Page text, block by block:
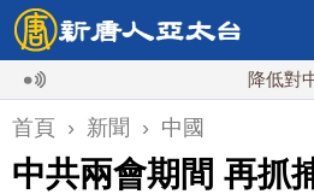
降低對中稀
首頁 › 新聞 › 中國
中共兩會期間 再抓